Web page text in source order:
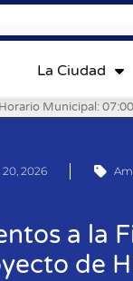
La Ciudad
Municipal:
2026
a la
de